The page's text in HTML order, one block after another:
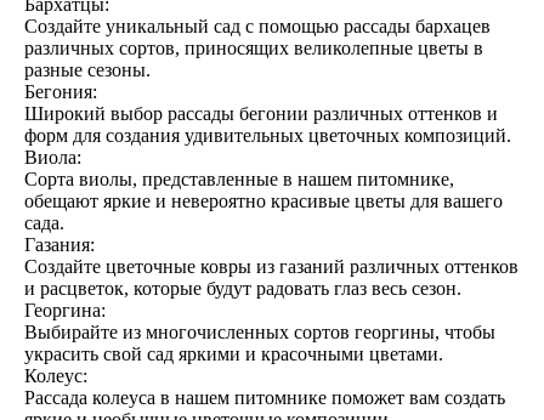
Бархатцы:
Создайте уникальный сад с помощью рассады бархацев
различных сортов, приносящих великолепные цветы в
разные сезоны.
Бегония:
Широкий выбор рассады бегонии различных оттенков и
форм для создания удивительных цветочных композиций.
Виола:
Сорта виолы, представленные в нашем питомнике,
обещают яркие и невероятно красивые цветы для вашего
сада.
Газания:
Создайте цветочные ковры из газаний различных оттенков
и расцветок, которые будут радовать глаз весь сезон.
Георгина:
Выбирайте из многочисленных сортов георгины, чтобы
украсить свой сад яркими и красочными цветами.
Колеус:
Рассада колеуса в нашем питомнике поможет вам создать